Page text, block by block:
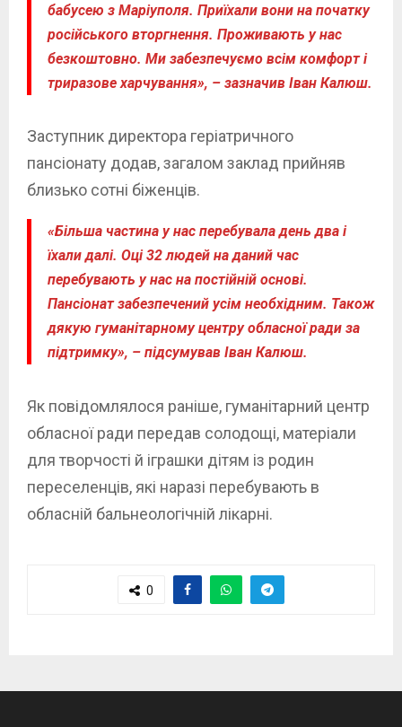
бабусею з Маріуполя. Приїхали вони на початку
російського вторгнення. Проживають у нас
безкоштовно. Ми забезпечуємо всім комфорт і
триразове харчування», – зазначив Іван Калюш.
Заступник директора геріатричного
пансіонату додав, загалом заклад прийняв
близько сотні біженців.
«Більша частина у нас перебувала день два і
їхали далі. Оці 32 людей на даний час
перебувають у нас на постійній основі.
Пансіонат забезпечений усім необхідним. Також
дякую гуманітарному центру обласної ради за
підтримку», – підсумував Іван Калюш.
Як повідомлялося раніше, гуманітарний центр
обласної ради передав солодощі, матеріали
для творчості й іграшки дітям із родин
переселенців, які наразі перебувають в
обласній бальнеологічній лікарні.
0